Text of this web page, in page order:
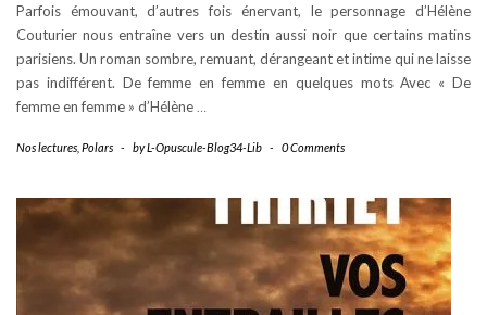
Parfois émouvant, d’autres fois énervant, le personnage d’Hélène
Couturier nous entraîne vers un destin aussi noir que certains matins
parisiens. Un roman sombre, remuant, dérangeant et intime qui ne laisse
pas indifférent. De femme en femme en quelques mots Avec « De
femme en femme » d’Hélène …
Nos lectures Polars - byL-Opuscule-Blog34-Lib - 0 Comments